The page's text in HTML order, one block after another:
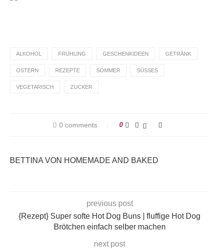
ALKOHOL FRÜHLING GESCHENKIDEEN GETRÄNK
OSTERN REZEPTE SOMMER SÜSSES
VEGETARISCH ZUCKER
0 comments 0
BETTINA VON HOMEMADE AND BAKED
previous post
{Rezept} Super softe Hot Dog Buns | fluffige Hot Dog
Brötchen einfach selber machen
next post